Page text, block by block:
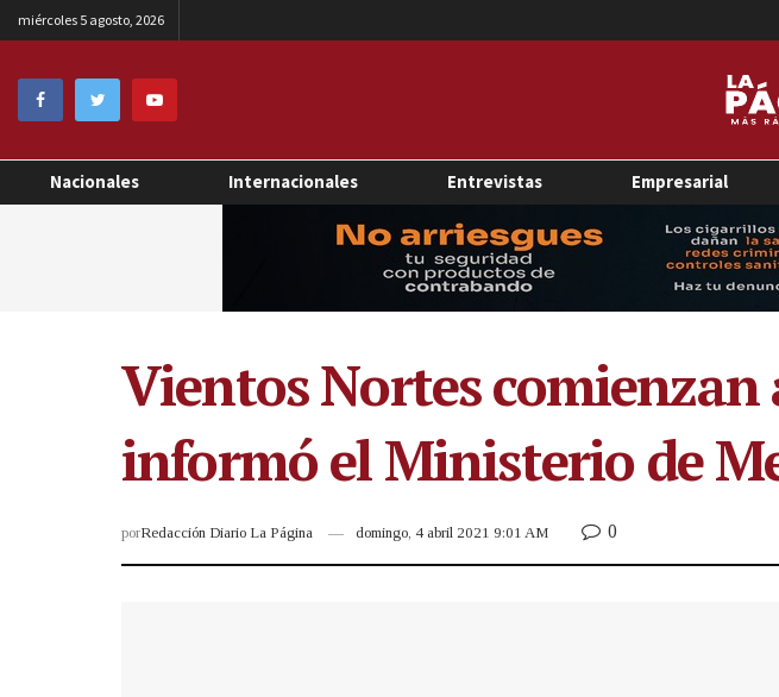
miércoles 5 agosto, 2026
Nacionales Internacionales Entrevistas Empresarial
Vientos Nortes
informó el Ministerio de
porRedacción Diario La Página domingo, 4 abril 2021 9:01 AM 0